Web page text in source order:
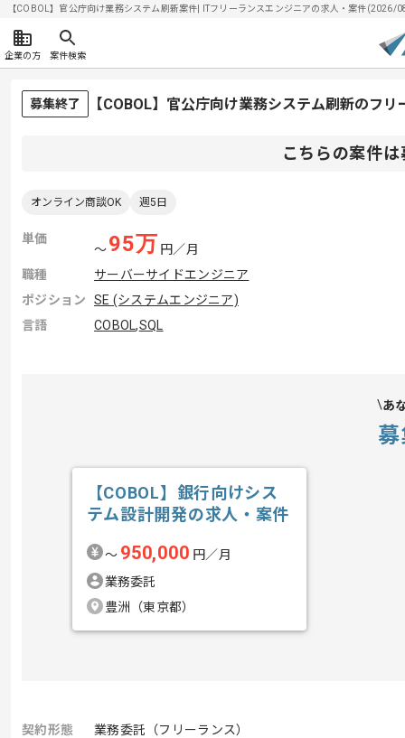
【COBOL】官公庁向け業務システム刷新案件| ITフリーランスエンジニアの求人・案件(2026/
企業の方 案件検索
募集終了 【COBOL】官公庁向け業務システム刷新のフ
こちらの案件
オンライン商談OK 週5日
単価
〜95万 円／月
職種
サーバーサイドエンジニア
ポジション
SE (システムエンジニア)
言語
COBOL,SQL
あ
【COBOL】銀行向けシス
テム設計開発の求人・案件
〜 950,000 円／月
業務委託
豊洲（東京都）
契約形態
業務委託（フリーランス）